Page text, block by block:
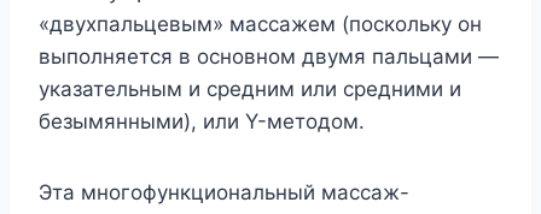
«двухпальцевым» массажем (поскольку он
выполняется в основном двумя пальцами —
указательным и средним или средними и
безымянными), или Y-методом.
Эта многофункциональный массаж-